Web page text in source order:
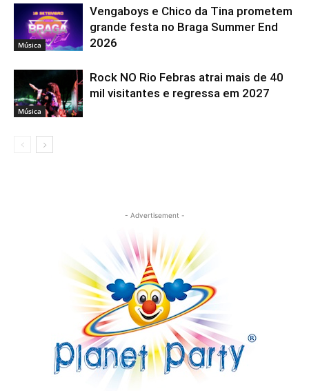
Música
Vengaboys e Chico da Tina prometem
grande festa no Braga Summer End
2026
Música
Rock NO Rio Febras atrai mais de 40
mil visitantes e regressa em 2027
- Advertisement -